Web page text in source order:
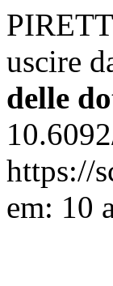
uscire
delle
https://
em: 10